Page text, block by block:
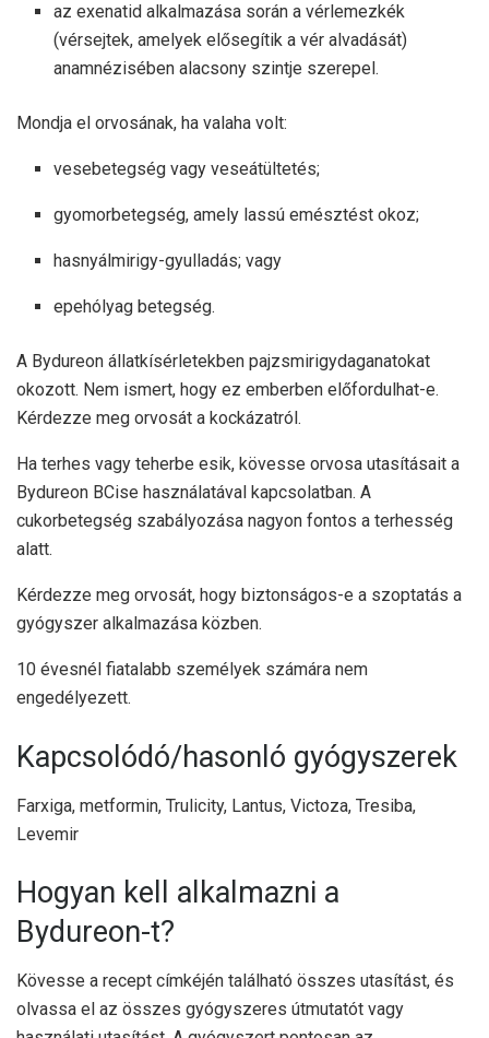
az exenatid alkalmazása során a vérlemezkék
(vérsejtek, amelyek elősegítik a vér alvadását)
anamnézisében alacsony szintje szerepel.
Mondja el orvosának, ha valaha volt:
vesebetegség vagy veseátültetés;
gyomorbetegség, amely lassú emésztést okoz;
hasnyálmirigy-gyulladás; vagy
epehólyag betegség.
A Bydureon állatkísérletekben pajzsmirigydaganatokat
okozott. Nem ismert, hogy ez emberben előfordulhat-e.
Kérdezze meg orvosát a kockázatról.
Ha terhes vagy teherbe esik, kövesse orvosa utasításait a
Bydureon BCise használatával kapcsolatban. A
cukorbetegség szabályozása nagyon fontos a terhesség
alatt.
Kérdezze meg orvosát, hogy biztonságos-e a szoptatás a
gyógyszer alkalmazása közben.
10 évesnél fiatalabb személyek számára nem
engedélyezett.
Kapcsolódó/hasonló gyógyszerek
Farxiga, metformin, Trulicity, Lantus, Victoza, Tresiba,
Levemir
Hogyan kell alkalmazni a
Bydureon-t?
Kövesse a recept címkéjén található összes utasítást, és
olvassa el az összes gyógyszeres útmutatót vagy